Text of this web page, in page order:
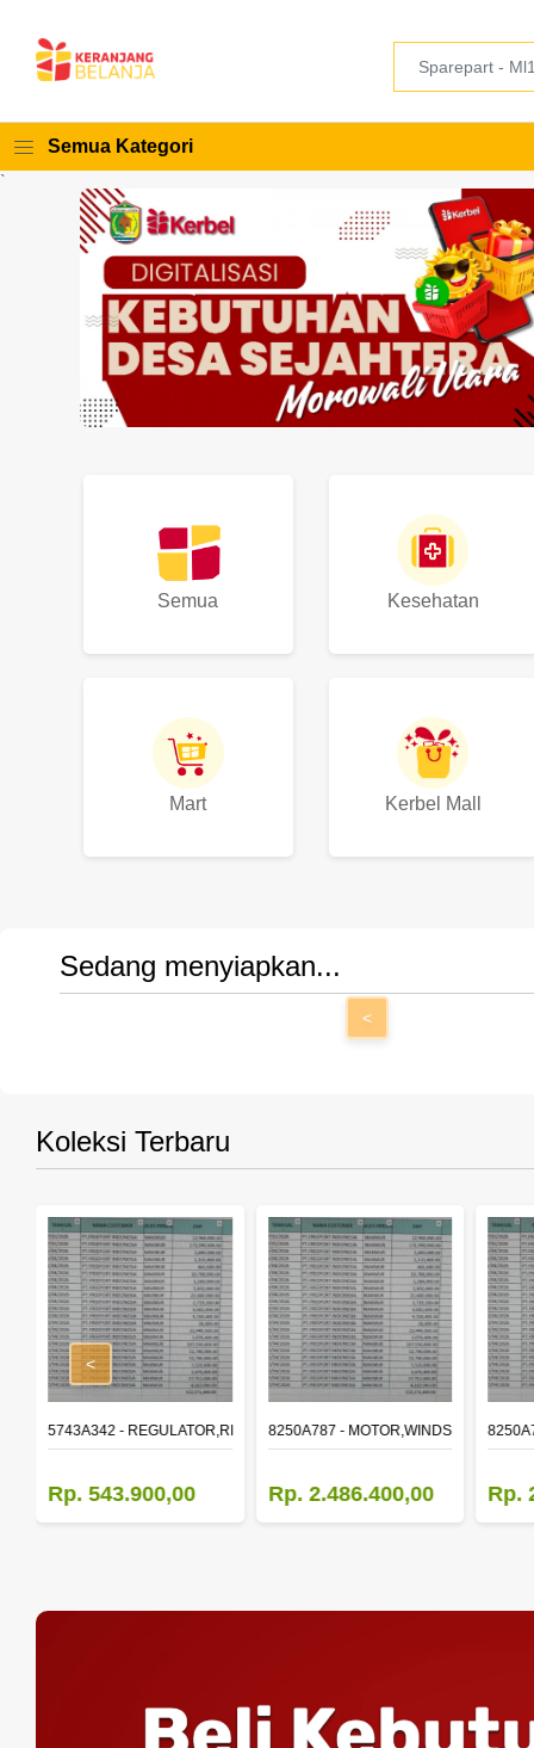
Semua Kategori
`
Semua Kesehatan
Mart Kerbel Mall
Sedang menyiapkan...
<
Koleksi Terbaru
DOOR WINDOW,LH
5743A342 - REGULATOR,RR DOOR WINDOW,RH
Rp. 543.900,00
8250A787 - MOTOR,WINDSHIELD
Rp. 2.486.400,00 Rp.
<